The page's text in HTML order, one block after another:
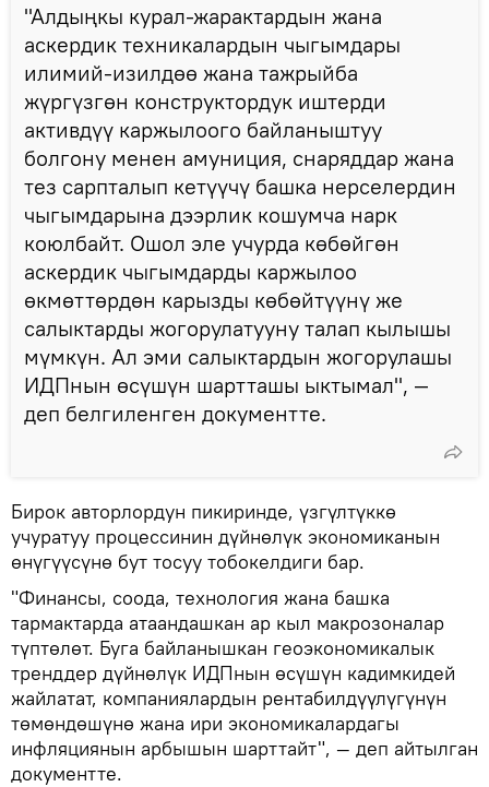
"Алдыңкы курал-жарактардын жана
аскердик техникалардын чыгымдары
илимий-изилдөө жана тажрыйба
жүргүзгөн конструктордук иштерди
активдүү каржылоого байланыштуу
болгону менен амуниция, снаряддар жана
тез сарпталып кетүүчү башка нерселердин
чыгымдарына дээрлик кошумча нарк
коюлбайт. Ошол эле учурда көбөйгөн
аскердик чыгымдарды каржылоо
өкмөттөрдөн карызды көбөйтүүнү же
салыктарды жогорулатууну талап кылышы
мүмкүн. Ал эми салыктардын жогорулашы
ИДПнын өсүшүн шартташы ыктымал", —
деп белгиленген документте.
Бирок авторлордун пикиринде, үзгүлтүккө
учуратуу процессинин дүйнөлүк экономиканын
өнүгүүсүнө бут тосуу тобокелдиги бар.
"Финансы, соода, технология жана башка
тармактарда атаандашкан ар кыл макрозоналар
түптөлөт. Буга байланышкан геоэкономикалык
тренддер дүйнөлүк ИДПнын өсүшүн кадимкидей
жайлатат, компаниялардын рентабилдүүлүгүнүн
төмөндөшүнө жана ири экономикалардагы
инфляциянын арбышын шарттайт", — деп айтылган
документте.